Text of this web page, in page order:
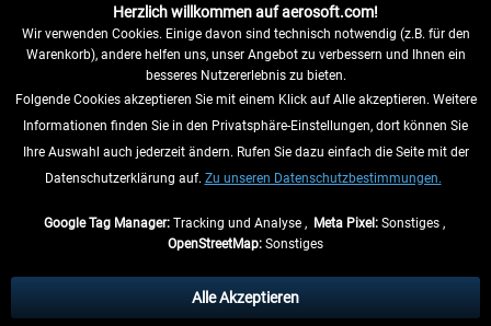
VERTRAG WIDERRUFEN
INFORMATIONEN
anders beschrieben.
** Gilt für Lieferungen innerhalb Deutschlands, Lieferzeiten für andere Länder
Herzlich willkommen auf aerosoft.com!
Wir verwenden Cookies. Einige davon sind technisch notwendig (z.B. für den
Warenkorb), andere helfen uns, unser Angebot zu verbessern und Ihnen ein
besseres Nutzererlebnis zu bieten.
Folgende Cookies akzeptieren Sie mit einem Klick auf Alle akzeptieren. Weitere
Informationen finden Sie in den Privatsphäre-Einstellungen, dort können Sie
Ihre Auswahl auch jederzeit ändern. Rufen Sie dazu einfach die Seite mit der
Datenschutzerklärung auf. Zu unseren Datenschutzbestimmungen.
Google Tag Manager:Tracking und Analyse , Meta Pixel:Sonstiges ,
OpenStreetMap: Sonstiges
Alle Akzeptieren